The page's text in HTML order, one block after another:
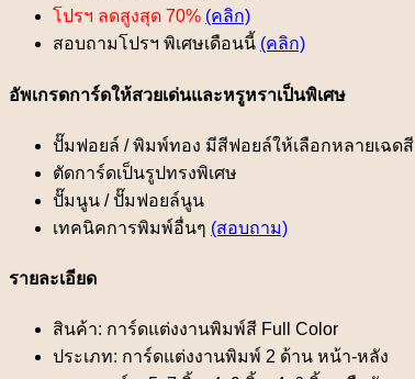
โปรฯ ลดสูงสุด 70% (คลิก)
สอบถามโปรฯ พิเศษเดือนนี้ (คลิก)
อัพเกรดการ์ดให้สวยเด่นและหรูหราเป็นพิเศษ
ปั๊มฟอยล์ / พิมพ์ทอง มีสีฟอยล์ให้เลือกหลายเฉดสี
ตัดการ์ดเป็นรูปทรงพิเศษ
ปั๊มนูน / ปั๊มฟอยล์นูน
เทคนิคการพิมพ์อื่นๆ (สอบถาม)
รายละเอียด
สินค้า: การ์ดแต่งงานพิมพ์สี Full Color
ประเภท: การ์ดแต่งงานพิมพ์ 2 ด้าน หน้า-หลัง